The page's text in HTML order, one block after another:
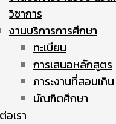
วิชาการ
งานบริการการศึกษา
ทะเบียน
การเสนอหลักสูตร
ภาระงานที่สอนเกิน
บัณฑิตศึกษา
เรา